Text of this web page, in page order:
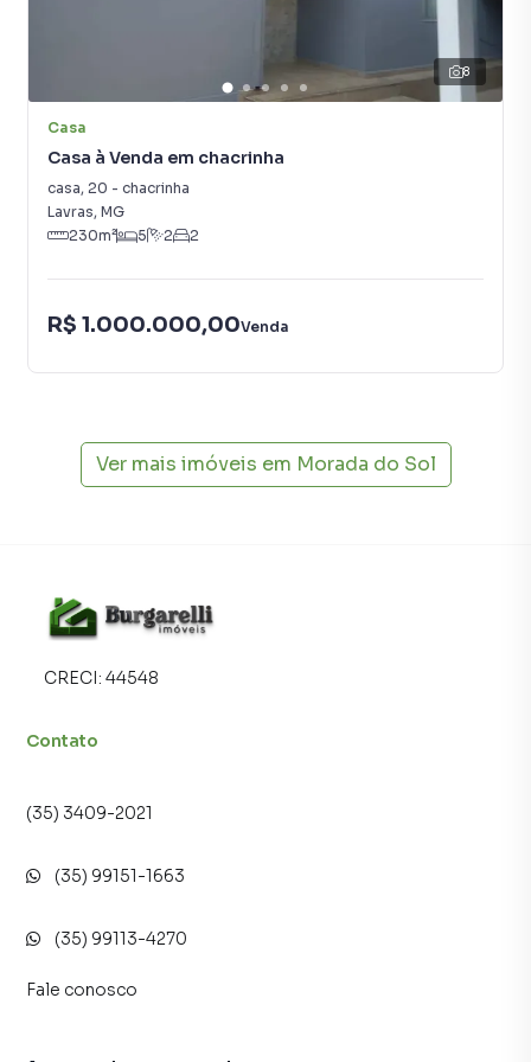
imóvel mais rápido. Contamos também com um time de
programadores, corretores treinados e uma central de
atendimento preparada para atender proprietários e8
Casa
Casa à Venda em chacrinha
casa, 20 - chacrinha
Lavras, MG
230m² 5 2 2
R$ 1.000.000,00Venda
Ver mais imóveis em Morada do Sol
CRECI: 44548
Contato
(35) 3409-2021
(35) 99151-1663
(35) 99113-4270
Fale conosco